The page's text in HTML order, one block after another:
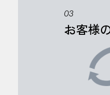
03
お客様